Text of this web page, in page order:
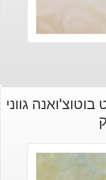
גווני